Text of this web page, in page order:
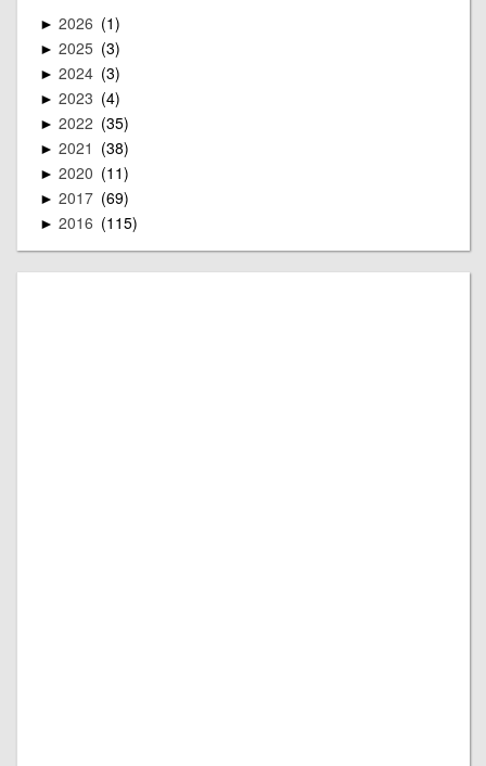
► 2026 1
► 2025 3
► 2024 3
► 2023 4
► 2022 35
► 2021 38
► 2020 11
► 2017 69
► 2016 115